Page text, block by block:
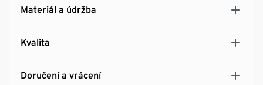
Materiál a údržba
Kvalita
Doručení a vrácení